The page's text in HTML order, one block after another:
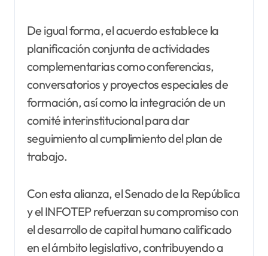
De igual forma, el acuerdo establece la
planificación conjunta de actividades
complementarias como conferencias,
conversatorios y proyectos especiales de
formación, así como la integración de un
comité interinstitucional para dar
seguimiento al cumplimiento del plan de
trabajo.
Con esta alianza, el Senado de la República
y el INFOTEP refuerzan su compromiso con
el desarrollo de capital humano calificado
en el ámbito legislativo, contribuyendo a